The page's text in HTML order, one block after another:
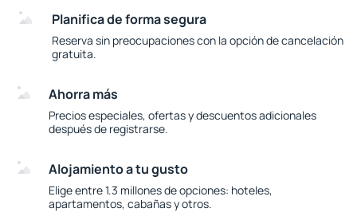
Planifica de forma segura
Reserva sin preocupaciones con la opción de cancelación
gratuita.
Ahorra más
Precios especiales, ofertas y descuentos adicionales
después de registrarse.
Alojamiento a tu gusto
Elige entre 1.3 millones de opciones: hoteles,
apartamentos, cabañas y otros.